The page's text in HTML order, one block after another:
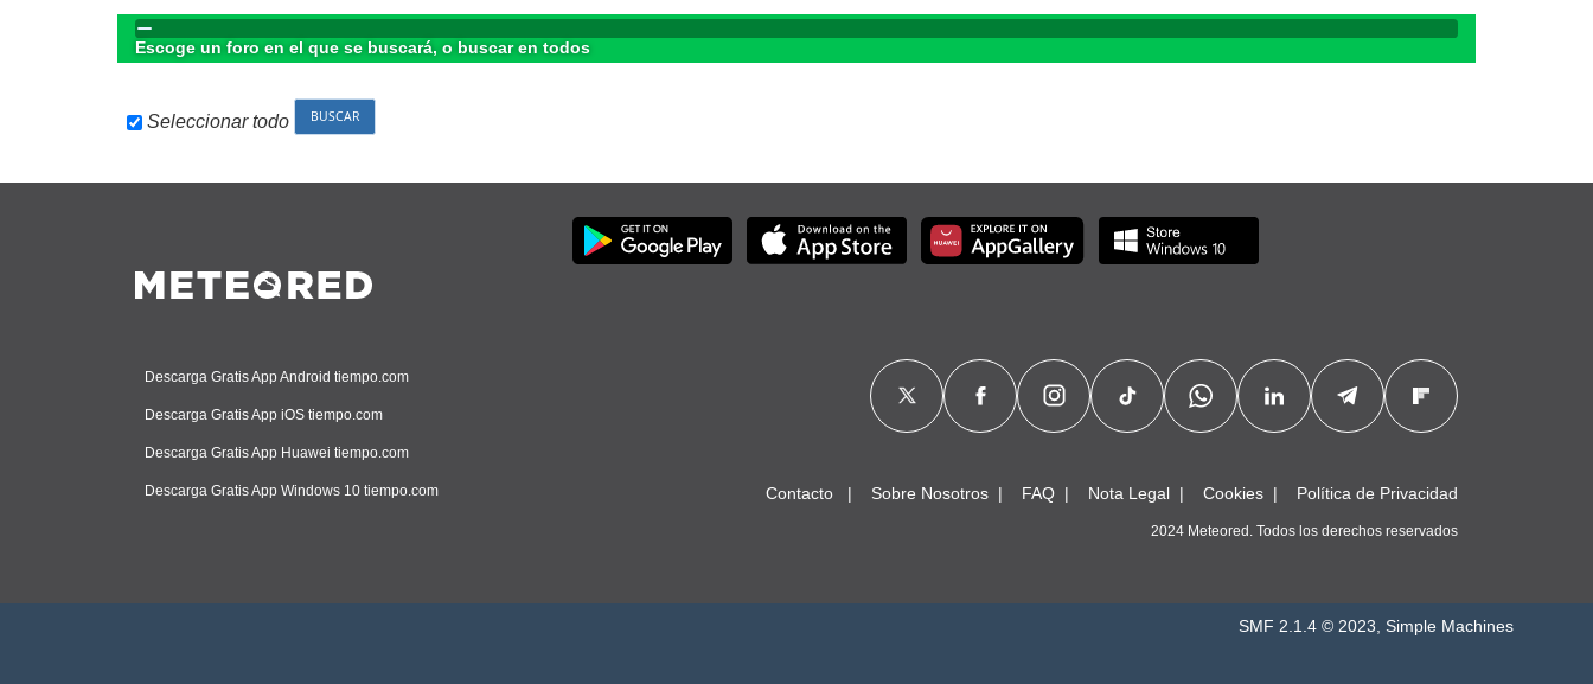
Escoge un foro en el que se buscará, o buscar en todos
Seleccionar todo
Descarga Gratis App Android tiempo.com
Descarga Gratis App iOS tiempo.com
Descarga Gratis App Huawei tiempo.com
Descarga Gratis App Windows 10 tiempo.com Contacto Sobre Nosotros FAQ Nota Legal Cookies Política de Privacidad
2024 Meteored. Todos los derechos reservados
SMF 2.1.4 © 2023, Simple Machines